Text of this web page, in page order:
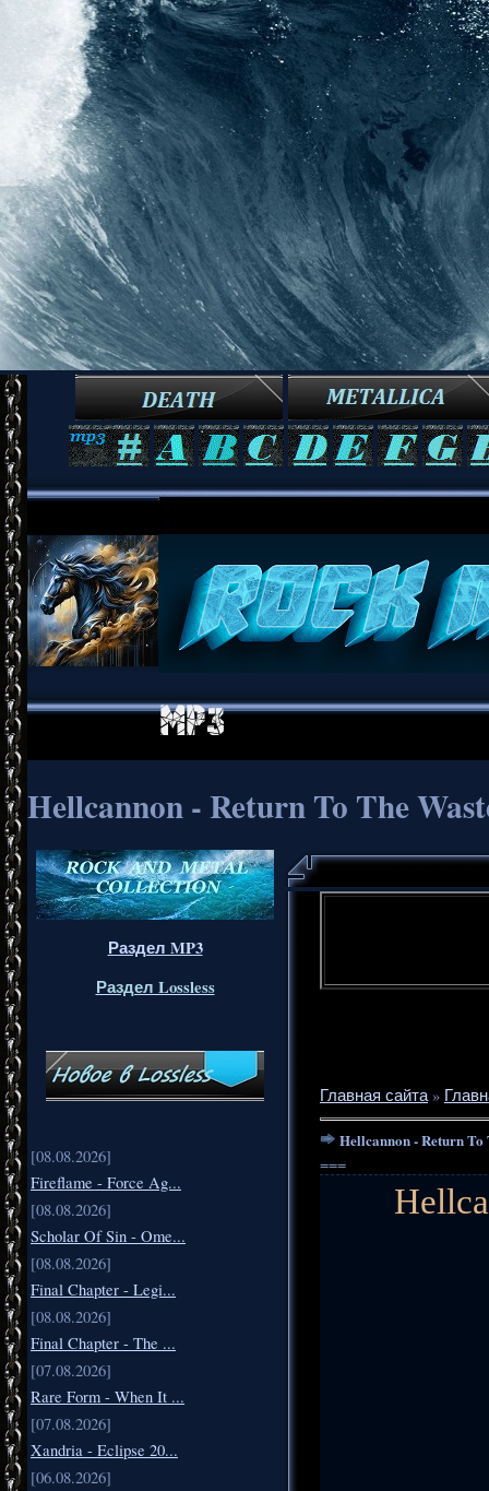
Hellcannon - Return To The
Раздел MP3
Раздел Lossless
[08.08.2026]
Fireflame - Force Ag...
[08.08.2026]
Scholar Of Sin - Ome...
[08.08.2026]
Final Chapter - Legi...
[08.08.2026]
Final Chapter - The ...
[07.08.2026]
Rare Form - When It ...
[07.08.2026]
Xandria - Eclipse 20...
[06.08.2026]
Главная сайта»
Hellcannon - Return To
===